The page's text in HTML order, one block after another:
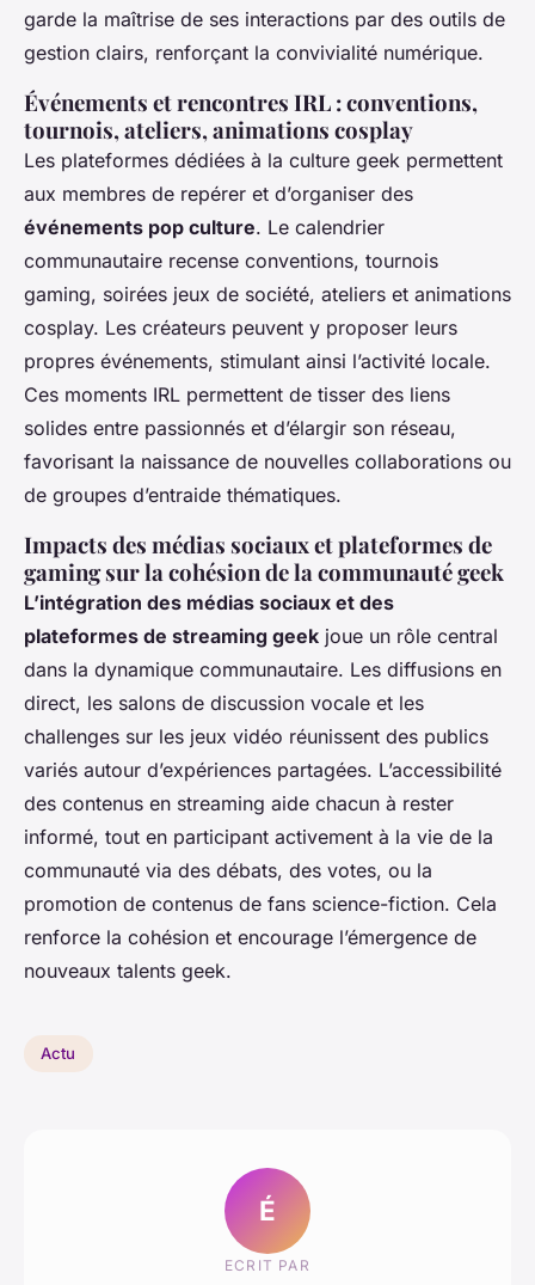
garde la maîtrise de ses interactions par des outils de
gestion clairs, renforçant la convivialité numérique.
Événements et rencontres IRL : conventions,
tournois, ateliers, animations cosplay
Les plateformes dédiées à la culture geek permettent
aux membres de repérer et d’organiser des
événements pop culture. Le calendrier
communautaire recense conventions, tournois
gaming, soirées jeux de société, ateliers et animations
cosplay. Les créateurs peuvent y proposer leurs
propres événements, stimulant ainsi l’activité locale.
Ces moments IRL permettent de tisser des liens
solides entre passionnés et d’élargir son réseau,
favorisant la naissance de nouvelles collaborations ou
de groupes d’entraide thématiques.
Impacts des médias sociaux et plateformes de
gaming sur la cohésion de la communauté geek
L’intégration des médias sociaux et des
plateformes de streaming geek joue un rôle central
dans la dynamique communautaire. Les diffusions en
direct, les salons de discussion vocale et les
challenges sur les jeux vidéo réunissent des publics
variés autour d’expériences partagées. L’accessibilité
des contenus en streaming aide chacun à rester
informé, tout en participant activement à la vie de la
communauté via des débats, des votes, ou la
promotion de contenus de fans science-fiction. Cela
renforce la cohésion et encourage l’émergence de
nouveaux talents geek.
Actu
É
ECRIT PAR